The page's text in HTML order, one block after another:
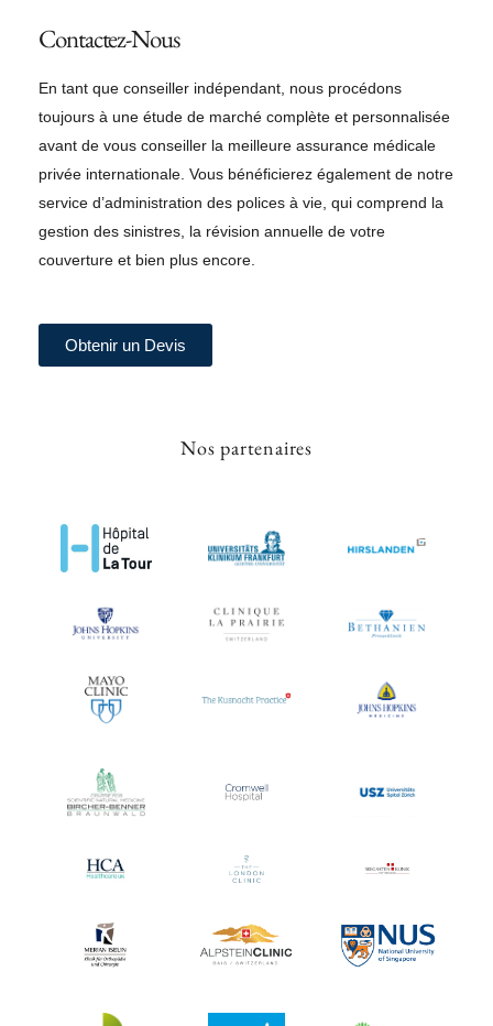
Contactez-Nous
En tant que conseiller indépendant, nous procédons
toujours à une étude de marché complète et personnalisée
avant de vous conseiller la meilleure assurance médicale
privée internationale. Vous bénéficierez également de notre
service d’administration des polices à vie, qui comprend la
gestion des sinistres, la révision annuelle de votre
couverture et bien plus encore.
Obtenir un Devis
Nos partenaires